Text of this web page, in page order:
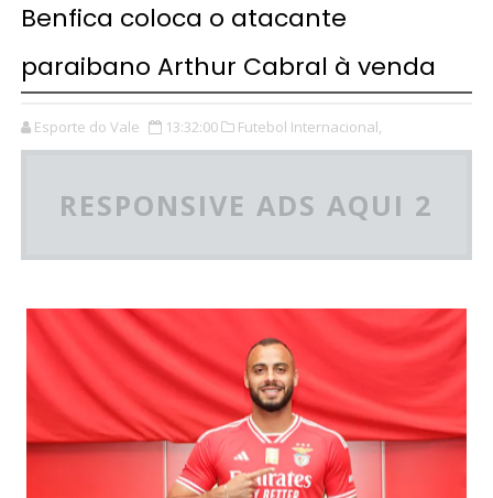
Benfica coloca o atacante
paraibano Arthur Cabral à venda
Esporte do Vale 13:32:00 Futebol Internacional,
RESPONSIVE ADS AQUI 2